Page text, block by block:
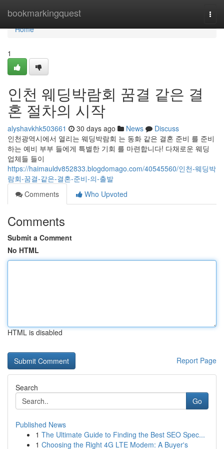
bookmarkingquest
Home
Home
1
인천 웨딩박람회 꿈결 같은 결
혼 절차의 시작
alyshavkhk503661 30 days ago News
Discuss
인천광역시에서 열리는 웨딩박람회 는 동화 같은 결혼 준비 를 준비
하는 예비 부부 들에게 특별한 기회 를 마련합니다! 다채로운 웨딩
업체들 들이
https://haimauldv852833.blogdomago.com/40545560/인천-웨딩박
람회-꿈결-같은-결혼-준비-의-출발
Comments
Who Upvoted
Comments
Submit a Comment
No HTML
HTML is disabled
Report Page
Search
Go
Published News
1 The Ultimate Guide to Finding the Best SEO Spec...
1 Choosing the Right 4G LTE Modem: A Buyer's